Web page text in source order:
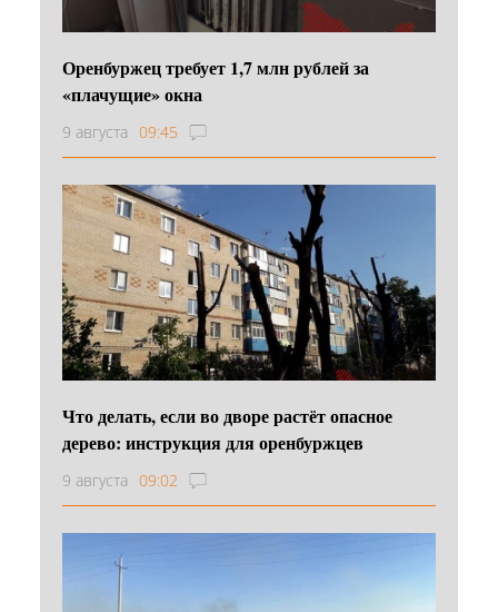
Оренбуржец требует 1,7 млн рублей за
«плачущие» окна
9 августа 09:45
Что делать, если во дворе растёт опасное
дерево: инструкция для оренбуржцев
9 августа 09:02